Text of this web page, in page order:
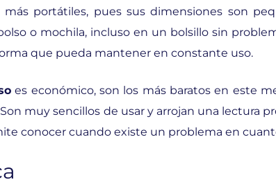
portátiles, pues sus dimensiones son
o mochila, incluso en un bolsillo sin
que pueda mantener en constante uso.
es económico, son los más baratos en este
muy sencillos de usar y arrojan una lectura
conocer cuando existe un problema en